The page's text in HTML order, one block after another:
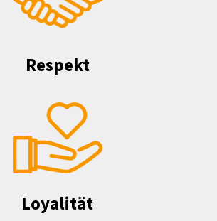
Respekt
Loyalität